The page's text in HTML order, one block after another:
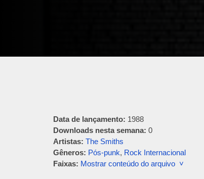
Data de lançamento: 1988
Downloads nesta semana: 0
Artistas: The Smiths
Gêneros: Pós-punk, Rock Internacional
Faixas: Mostrar conteúdo do arquivo ˅